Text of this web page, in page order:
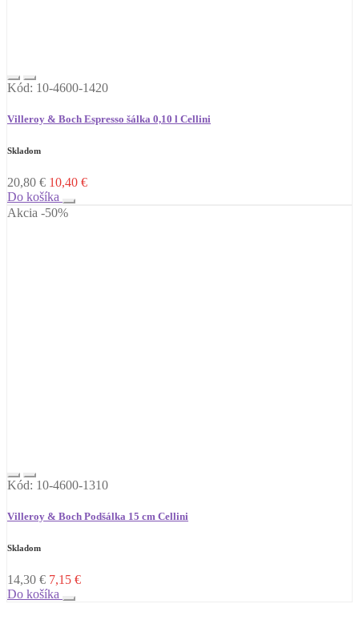
Kód: 10-4600-1420
Villeroy & Boch Espresso šálka 0,10 l Cellini
Skladom
20,80 € 10,40 €
Do košíka
Akcia -50%
Kód: 10-4600-1310
Villeroy & Boch Podšálka 15 cm Cellini
Skladom
14,30 € 7,15 €
Do košíka